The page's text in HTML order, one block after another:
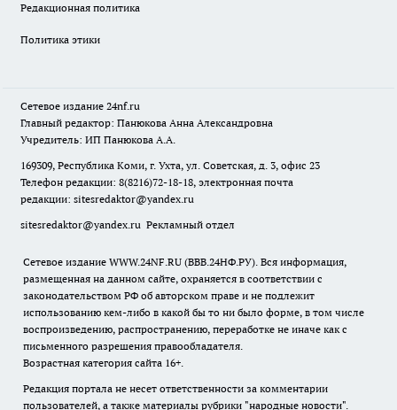
Редакционная политика
Политика этики
Сетевое издание 24nf.ru
Главный редактор: Панюкова Анна Александровна
Учредитель: ИП Панюкова А.А.
169309, Республика Коми, г. Ухта, ул. Советская, д. 3, офис 23
Телефон редакции: 8(8216)72-18-18, электронная почта
редакции: sitesredaktor@yandex.ru
sitesredaktor@yandex.ru Рекламный отдел
Сетевое издание WWW.24NF.RU (ВВВ.24НФ.РУ). Вся информация,
размещенная на данном сайте, охраняется в соответствии с
законодательством РФ об авторском праве и не подлежит
использованию кем-либо в какой бы то ни было форме, в том числе
воспроизведению, распространению, переработке не иначе как с
письменного разрешения правообладателя.
Возрастная категория сайта 16+.
Редакция портала не несет ответственности за комментарии
пользователей, а также материалы рубрики "народные новости".